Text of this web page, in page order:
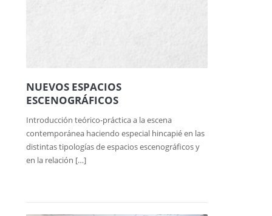
NUEVOS ESPACIOS
ESCENOGRÁFICOS
Introducción teórico-práctica a la escena
contemporánea haciendo especial hincapié en las
distintas tipologías de espacios escenográficos y
en la relación […]